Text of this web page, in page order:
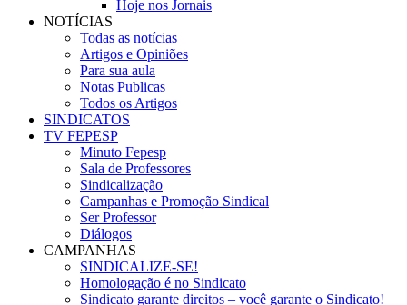
Hoje nos Jornais
NOTÍCIAS
Todas as notícias
Artigos e Opiniões
Para sua aula
Notas Publicas
Todos os Artigos
SINDICATOS
TV FEPESP
Minuto Fepesp
Sala de Professores
Sindicalização
Campanhas e Promoção Sindical
Ser Professor
Diálogos
CAMPANHAS
SINDICALIZE-SE!
Homologação é no Sindicato
Sindicato garante direitos – você garante o Sindicato!